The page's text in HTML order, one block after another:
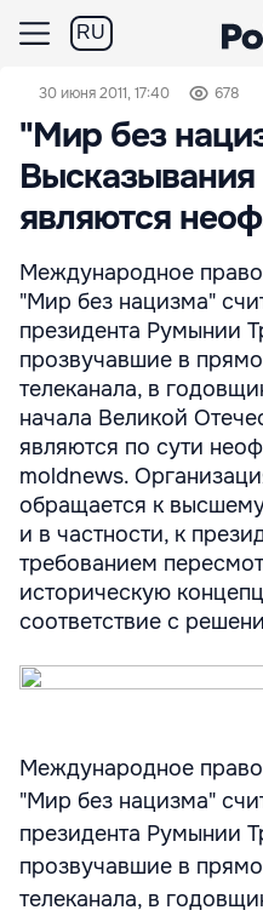
RU
30 июня 2011, 17:40 678
"Мир без
Высказывания
являются
Международное
"Мир без нацизма"
президента Румынии
прозвучавшие в
телеканала, в
начала Великой
являются по сути
moldnews.
обращается к
и в частности, к
требованием
историческую
соответствие с
Международное
"Мир без нацизма"
президента Румынии
прозвучавшие в
телеканала, в